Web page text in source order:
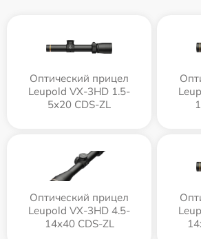
Оптический прицел
Leupold VX-3HD 1.5-
5x20 CDS-ZL
Оптический прицел
Leupold VX-3HD 4.5-
14x40 CDS-ZL